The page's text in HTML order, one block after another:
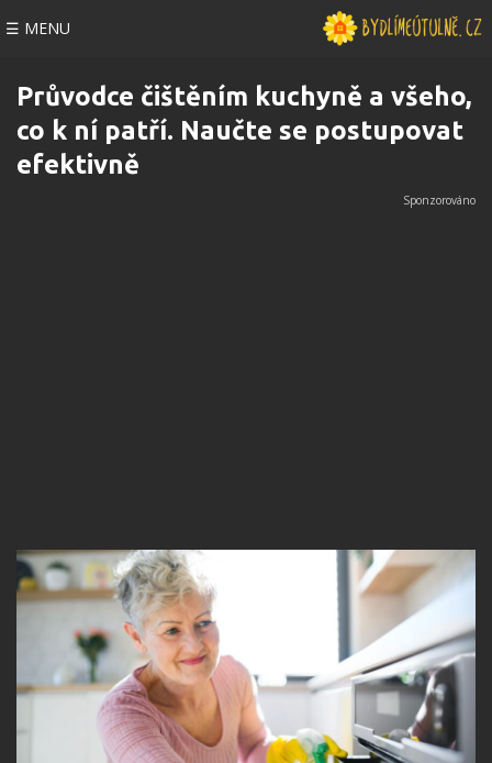
☰ MENU
Průvodce čištěním kuchyně a všeho,
co k ní patří. Naučte se postupovat
efektivně